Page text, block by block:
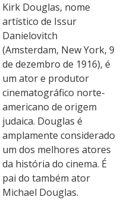
Kirk Douglas, nome
artístico de Issur
Danielovitch
(Amsterdam, New York, 9
de dezembro de 1916), é
um ator e produtor
cinematográfico norte-
americano de origem
judaica. Douglas é
amplamente considerado
um dos melhores atores
da história do cinema. É
pai do também ator
Michael Douglas.